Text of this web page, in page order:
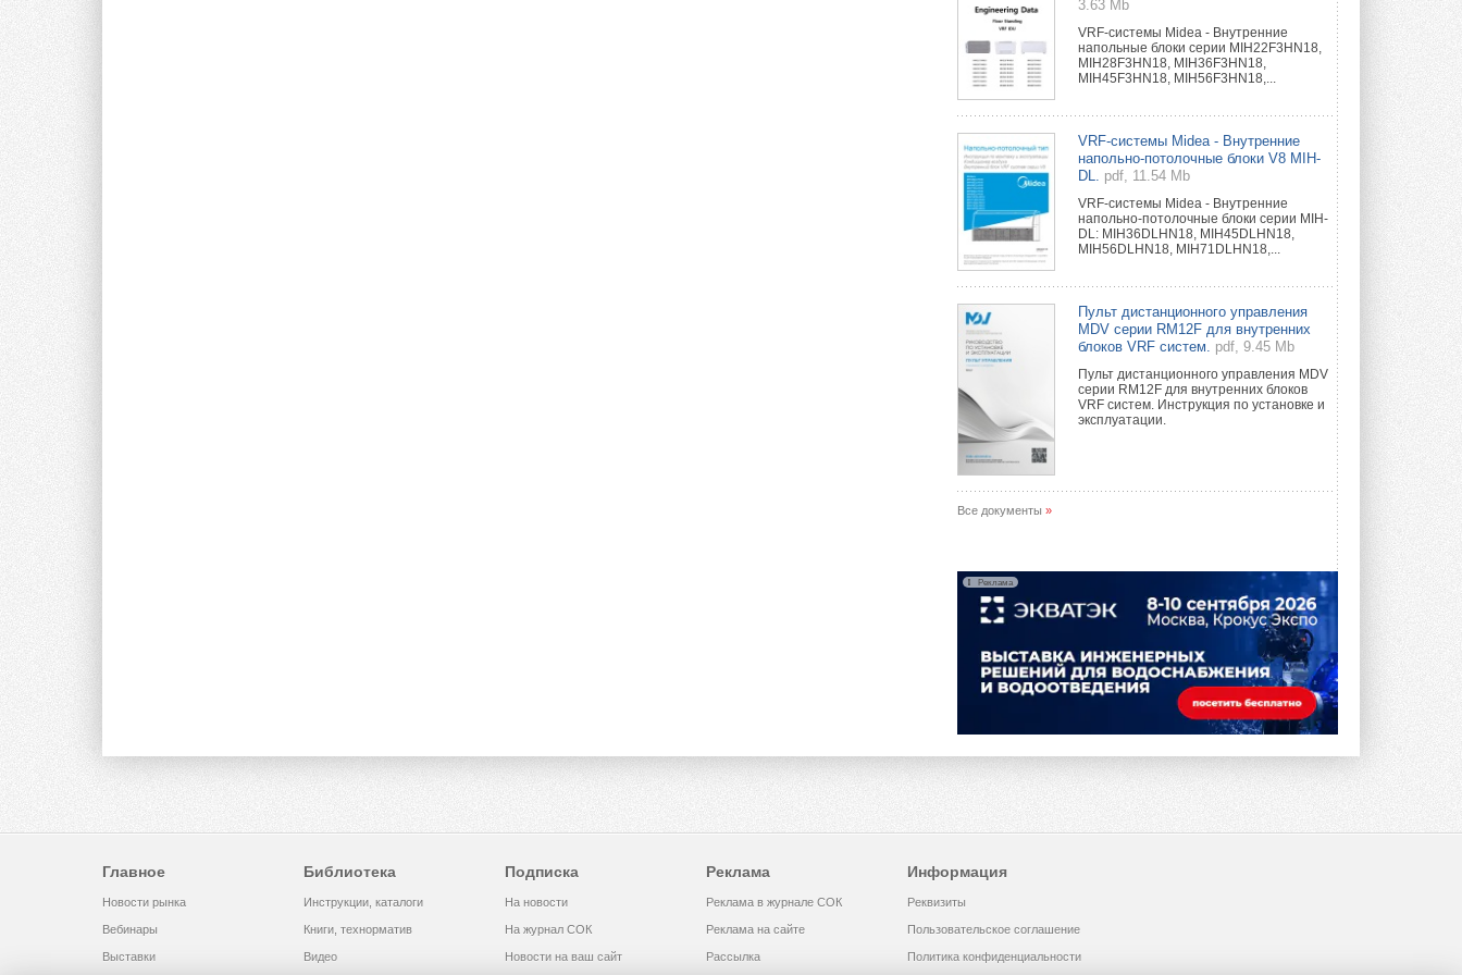
3.63 Mb
VRF-системы Midea - Внутренние
напольные блоки серии MIH22F3HN18,
MIH28F3HN18, MIH36F3HN18,
MIH45F3HN18, MIH56F3HN18,...
VRF-системы Midea - Внутренние
напольно-потолочные блоки V8 MIH-
DL.
pdf, 11.54 Mb
VRF-системы Midea - Внутренние
напольно-потолочные блоки серии MIH-
DL: MIH36DLHN18, MIH45DLHN18,
MIH56DLHN18, MIH71DLHN18,...
Пульт дистанционного управления
MDV серии RM12F для внутренних
блоков VRF систем.
pdf, 9.45 Mb
Пульт дистанционного управления MDV
серии RM12F для внутренних блоков
VRF систем. Инструкция по установке и
эксплуатации.
Все документы »
Реклама
Главное
Новости рынка
Вебинары
Выставки
Библиотека
Инструкции, каталоги
Книги, технорматив
Видео
Подписка
На новости
На журнал СОК
Новости на ваш сайт
Реклама
Реклама в журнале СОК
Реклама на сайте
Рассылка
Информация
Реквизиты
Пользовательское соглашение
Политика конфиденциальности